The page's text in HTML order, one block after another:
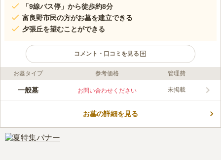
「9線バス停」から徒歩約8分
富良野市民の方がお墓を建立できる
夕張丘を望むことができる
コメント・口コミを見る
ライフドット編集部のコメント
夕張丘を望むことができる「富良野らしい」場所にあるお墓で
と故人の傍で過ごすことができます。 敷地はフラットでスペー
参りできます。
口コミ評価
お墓タイプ 参考価格 管理費
一般墓 お問い合わせください 未掲載
お墓の詳細を見る